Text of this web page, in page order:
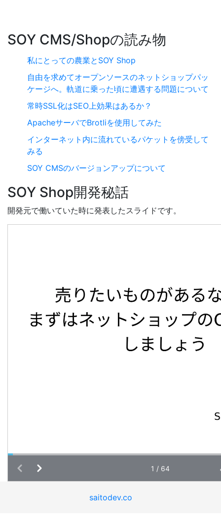
SOY CMS/Shopの読み物
私にとっての農業とSOY Shop
自由を求めてオープンソースのネットショップパッ
ケージへ。軌道に乗った頃に遭遇する問題について
常時SSL化はSEO上効果はあるか？
ApacheサーバでBrotliを使用してみた
インターネット内に流れているパケットを傍受して
みる
SOY CMSのバージョンアップについて
SOY Shop開発秘話
開発元で働いていた時に発表したスライドです。
saitodev.co